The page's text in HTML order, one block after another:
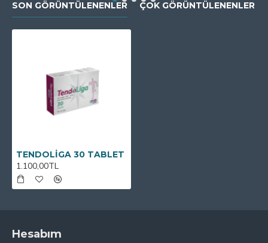
SON GÖRÜNTÜLENENLER ÇOK GÖRÜNTÜLENENLER
TENDOLİGA 30 TABLET
1.100,00TL
Hesabım